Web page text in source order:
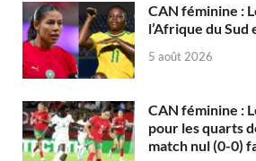
CAN féminine :
l’Afrique du
5 août 2026
CAN féminine :
pour les quarts
match nul (0-0)